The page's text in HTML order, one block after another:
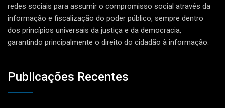
redes sociais para assumir o compromisso social através da
informação e fiscalização do poder público, sempre dentro
dos princípios universais da justiça e da democracia,
garantindo principalmente o direito do cidadão à informação.
Publicações Recentes